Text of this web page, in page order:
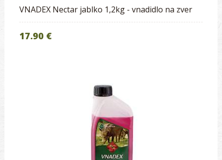
VNADEX Nectar jablko 1,2kg - vnadidlo na zver
17.90 €